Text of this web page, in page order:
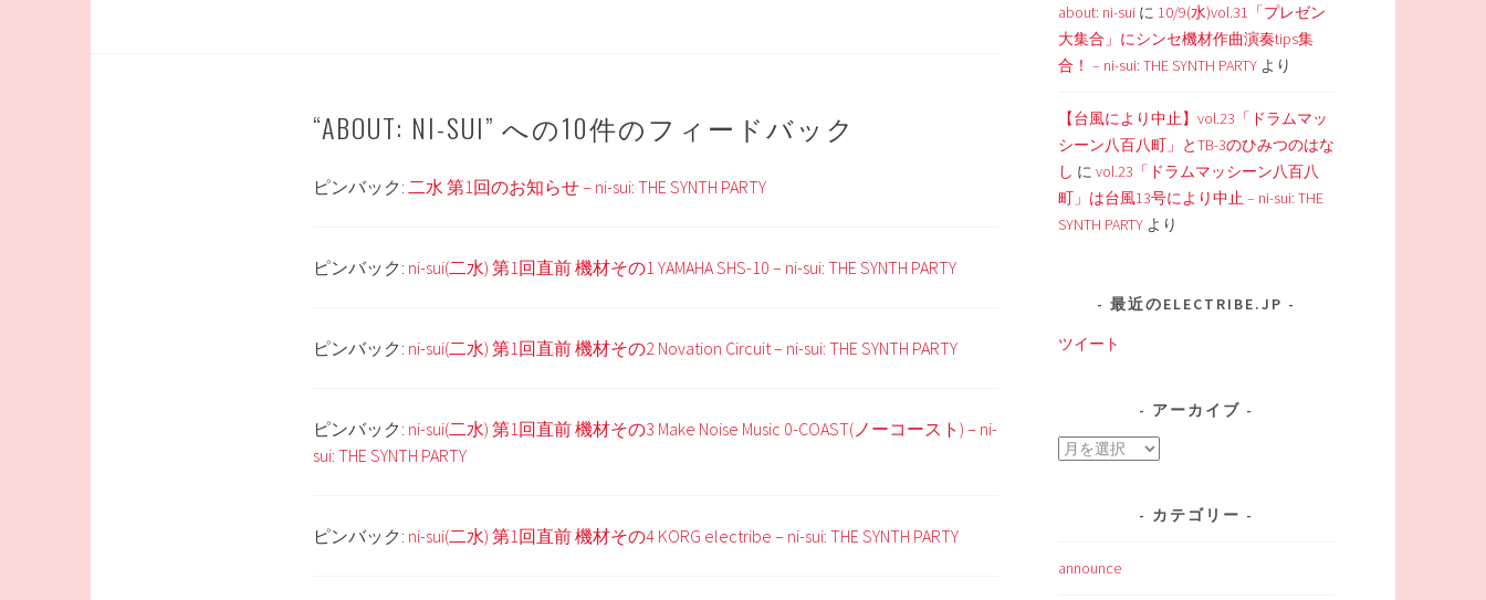
“ABOUT: NI-SUI” への10件のフィードバック
ピンバック: 二水 第1回のお知らせ – ni-sui: THE SYNTH PARTY
ピンバック: ni-sui(二水) 第1回直前 機材その1 YAMAHA SHS-10 – ni-sui: THE SYNTH PARTY
ピンバック: ni-sui(二水) 第1回直前 機材その2 Novation Circuit – ni-sui: THE SYNTH PARTY
ピンバック: ni-sui(二水) 第1回直前 機材その3 Make Noise Music 0-COAST(ノーコースト) – ni-
sui: THE SYNTH PARTY
ピンバック: ni-sui(二水) 第1回直前 機材その4 KORG electribe – ni-sui: THE SYNTH PARTY
about: ni-sui に 10/9(水)vol.31「プレゼン
大集合」にシンセ機材作曲演奏tips集
合！ – ni-sui: THE SYNTH PARTY より
【台風により中止】vol.23「ドラムマッ
シーン八百八町」とTB-3のひみつのはな
し に vol.23「ドラムマッシーン八百八
町」は台風13号により中止 – ni-sui: THE
SYNTH PARTY より
最近のELECTRIBE.JP
ツイート
アーカイブ
ア
カテゴリー
announce